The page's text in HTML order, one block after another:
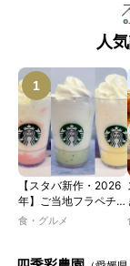
人
【スタバ新作・2026
年】ご当地フラペチー
ノが新登場！ 地域と
JIMOTO
食・グルメ